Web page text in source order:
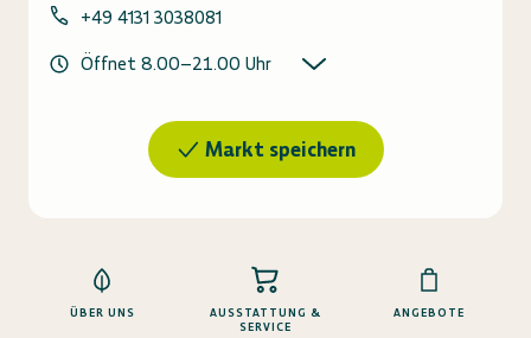
+49 4131 3038081
Öffnet 8.00–21.00 Uhr
Markt speichern
ÜBER UNS
AUSSTATTUNG &
SERVICE
ANGEBOTE